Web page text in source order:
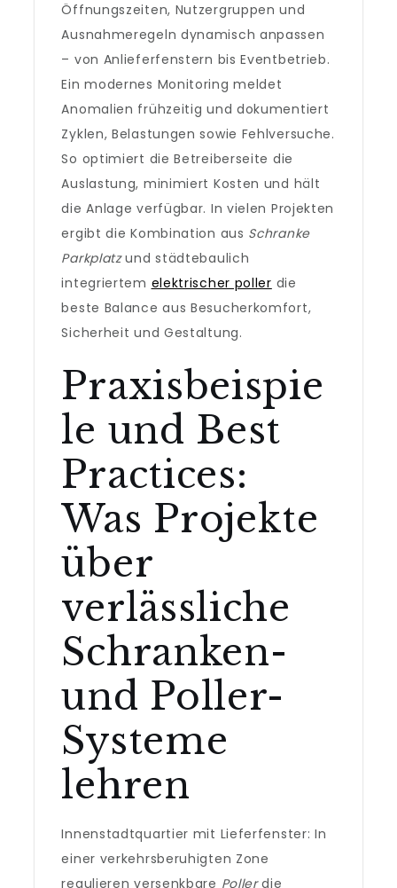
Öffnungszeiten, Nutzergruppen und
Ausnahmeregeln dynamisch anpassen
– von Anlieferfenstern bis Eventbetrieb.
Ein modernes Monitoring meldet
Anomalien frühzeitig und dokumentiert
Zyklen, Belastungen sowie Fehlversuche.
So optimiert die Betreiberseite die
Auslastung, minimiert Kosten und hält
die Anlage verfügbar. In vielen Projekten
ergibt die Kombination aus Schranke
Parkplatzund städtebaulich
integriertem elektrischer poller die
beste Balance aus Besucherkomfort,
Sicherheit und Gestaltung.
Praxisbeispie
le und Best
Practices:
Was Projekte
über
verlässliche
Schranken-
und Poller-
Systeme
lehren
Innenstadtquartier mit Lieferfenster: In
einer verkehrsberuhigten Zone
regulieren versenkbare Pollerdie